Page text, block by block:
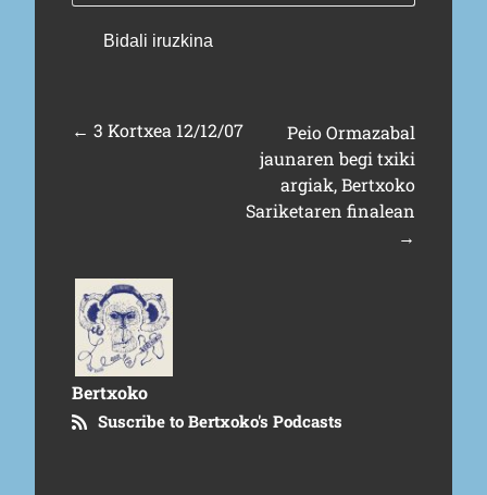
← 3 Kortxea 12/12/07
Peio Ormazabal
jaunaren begi txiki
argiak, Bertxoko
Sariketaren finalean
→
Bertxoko
Suscribe to Bertxoko's Podcasts